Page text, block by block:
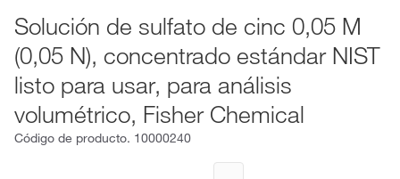
Solución de sulfato de cinc 0,05 M
(0,05 N), concentrado estándar NIST
listo para usar, para análisis
volumétrico, Fisher Chemical
Código de producto. 10000240